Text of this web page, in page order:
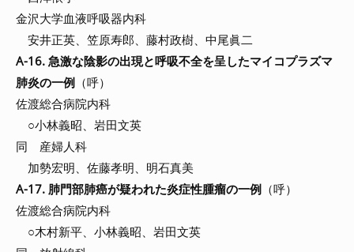
金沢大学血液呼吸器内科
安井正英、笠原寿郎、藤村政樹、中尾眞二
A-16. 急激な陰影の出現と呼吸不全を呈したマイコプラズマ
肺炎の一例 （呼）
佐渡総合病院内科
○小林義昭、岩田文英
同 産婦人科
加勢宏明、佐藤孝明、明石真美
A-17. 肺門部肺癌が疑われた炎症性腫瘤の一例 （呼）
佐渡総合病院内科
○木村新平、小林義昭、岩田文英